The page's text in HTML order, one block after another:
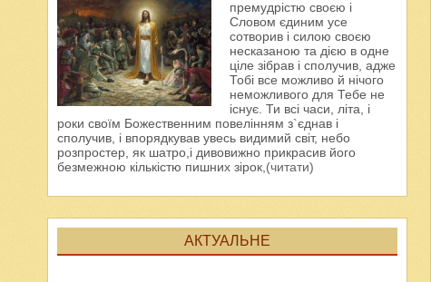
премудрістю своєю і
Словом єдиним усе
сотворив і силою своєю
несказаною та дією в одне
ціле зібрав і сполучив, адже
Тобі все можливо й нічого
неможливого для Тебе не
існує. Ти всі часи, літа, і
роки своїм Божественним повелінням з`єднав і
сполучив, і впорядкував увесь видимий світ, небо
розпростер, як шатро,і дивовижно прикрасив його
безмежною кількістю пишних зірок, (читати)
АКТУАЛЬНЕ